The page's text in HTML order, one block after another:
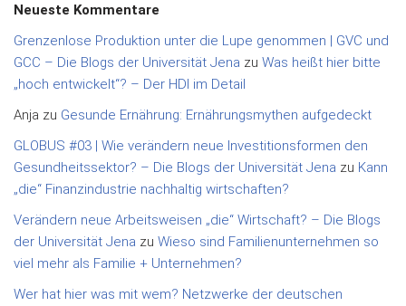
Neueste Kommentare
Grenzenlose Produktion unter die Lupe genommen | GVC und
GCC – Die Blogs der Universität Jena zu Was heißt hier bitte
„hoch entwickelt“? – Der HDI im Detail
Anja zu Gesunde Ernährung: Ernährungsmythen aufgedeckt
GLOBUS #03 | Wie verändern neue Investitionsformen den
Gesundheitssektor? – Die Blogs der Universität Jena zu Kann
„die“ Finanzindustrie nachhaltig wirtschaften?
Verändern neue Arbeitsweisen „die“ Wirtschaft? – Die Blogs
der Universität Jena zu Wieso sind Familienunternehmen so
viel mehr als Familie + Unternehmen?
Wer hat hier was mit wem? Netzwerke der deutschen